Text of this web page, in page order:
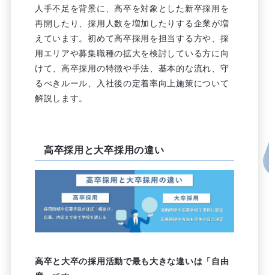
人手不足を背景に、高卒を対象とした新卒採用を
再開したり、採用人数を増加したりする企業が増
えています。初めて高卒採用を担当する方や、採
用エリアや募集職種の拡大を検討している方に向
けて、高卒採用の特徴や手法、基本的な流れ、守
るべきルール、入社後の定着率向上施策について
解説します。
高卒採用と大卒採用の違い
高卒と大卒の採用活動で最も大きな違いは「自由